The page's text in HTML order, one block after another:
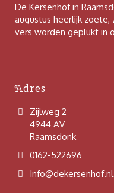
De Kersenhof in
augustus heerlijk zoete,
vers worden geplukt in
Adres
Zijlweg 2
4944 AV
Raamsdonk
0162-522696
Info@dekersenhof.nl